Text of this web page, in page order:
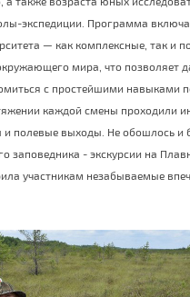
экспедиции. Программа
— как комплексные, так и
мира, что позволяет
с простейшими навыками
каждой смены проходили
и полевые выходы. Не обошлось и
заповедника - экскурсии на
участникам незабываемые